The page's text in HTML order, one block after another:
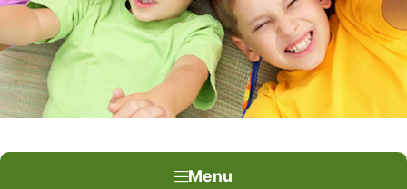
Menu